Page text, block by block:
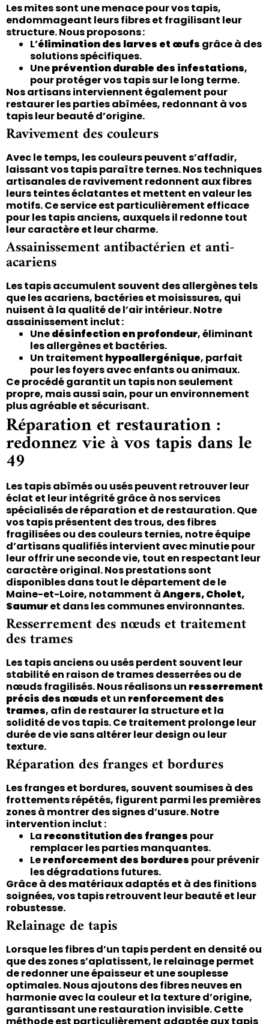
Les mites sont une menace pour vos tapis,
endommageant leurs fibres et fragilisant leur
structure. Nous proposons :
L’élimination des larves et œufs grâce à des
solutions spécifiques.
Uneprévention durable des infestations,
pour protéger vos tapis sur le long terme.
Nos artisans interviennent également pour
restaurer les parties abîmées, redonnant à vos
tapis leur beauté d’origine.
Ravivement des couleurs
Avec le temps, les couleurs peuvent s’affadir,
laissant vos tapis paraître ternes. Nos techniques
artisanales de ravivement redonnent aux fibres
leurs teintes éclatantes et mettent en valeur les
motifs. Ce service est particulièrement efficace
pour les tapis anciens, auxquels il redonne tout
leur caractère et leur charme.
Assainissement antibactérien et anti-
acariens
Les tapis accumulent souvent des allergènes tels
que les acariens, bactéries et moisissures, qui
nuisent à la qualité de l’air intérieur. Notre
assainissement inclut :
Unedésinfection en profondeur, éliminant
les allergènes et bactéries.
Un traitement hypoallergénique, parfait
pour les foyers avec enfants ou animaux.
Ce procédé garantit un tapis non seulement
propre, mais aussi sain, pour un environnement
plus agréable et sécurisant.
Réparation et restauration :
redonnez vie à vos tapis dans le
49
Les tapis abîmés ou usés peuvent retrouver leur
éclat et leur intégrité grâce à nos services
spécialisés de réparation et de restauration. Que
vos tapis présentent des trous, des fibres
fragilisées ou des couleurs ternies, notre équipe
d’artisans qualifiés intervient avec minutie pour
leur offrir une seconde vie, tout en respectant leur
caractère original. Nos prestations sont
disponibles dans tout le département de le
Maine-et-Loire, notamment àAngers, Cholet,
Saumuret dans les communes environnantes.
Resserrement des nœuds et traitement
des trames
Les tapis anciens ou usés perdent souvent leur
stabilité en raison de trames desserrées ou de
nœuds fragilisés. Nous réalisons un resserrement
précis des nœuds et un renforcement des
trames, afin de restaurer la structure et la
solidité de vos tapis. Ce traitement prolonge leur
durée de vie sans altérer leur design ou leur
texture.
Réparation des franges et bordures
Les franges et bordures, souvent soumises à des
frottements répétés, figurent parmi les premières
zones à montrer des signes d’usure. Notre
intervention inclut :
La reconstitution des franges pour
remplacer les parties manquantes.
Lerenforcement des bordures pour prévenir
les dégradations futures.
Grâce à des matériaux adaptés et à des finitions
soignées, vos tapis retrouvent leur beauté et leur
robustesse.
Relainage de tapis
Lorsque les fibres d’un tapis perdent en densité ou
que des zones s’aplatissent, le relainage permet
de redonner une épaisseur et une souplesse
optimales. Nous ajoutons des fibres neuves en
harmonie avec la couleur et la texture d’origine,
garantissant une restauration invisible. Cette
méthode est particulièrement adaptée aux tapis